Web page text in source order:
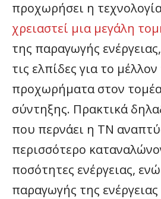
προχωρήσει η
χρειαστεί μια μεγάλη
της παραγωγής
τις ελπίδες για το
προχωρήματα στον
σύντηξης. Πρακτικά
που περνάει η ΤΝ
περισσότερο
ποσότητες ενέργειας,
παραγωγής της